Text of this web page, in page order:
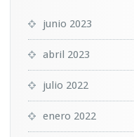
junio 2023
abril 2023
julio 2022
enero 2022